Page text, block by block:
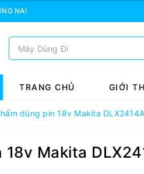
NAI
TRANG CHỦ GIỚI
dùng pin 18v Makita
Makita